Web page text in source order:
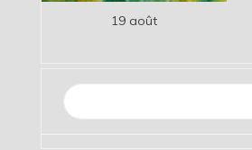
19 août